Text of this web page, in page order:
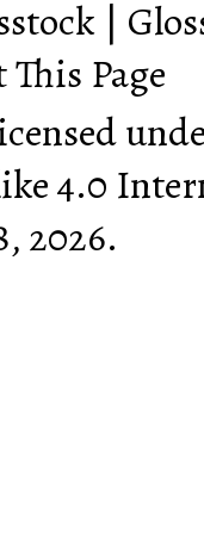
|
Page
4.0
2026.